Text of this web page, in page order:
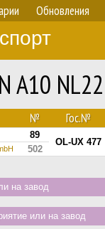
Обновления
A10
№ Гос.№
89
OL-UX 477
502
на завод
или на завод